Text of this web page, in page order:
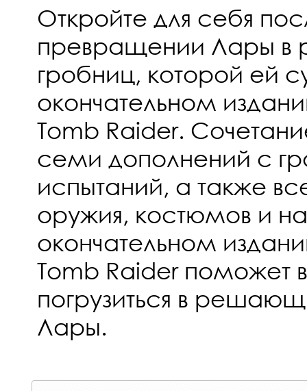
Откройте для себя
превращении Лары в
гробниц, которой ей
окончательном
Tomb Raider.
семи дополнений с
испытаний, а также
оружия, костюмов и
окончательном
Tomb Raider поможет
погрузиться в
Лары.